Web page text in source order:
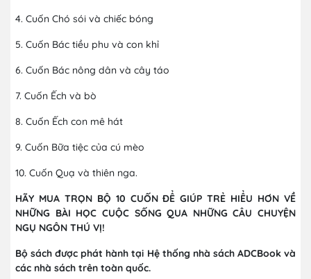
4. Cuốn Chó sói và chiếc bóng
5. Cuốn Bác tiều phu và con khỉ
6. Cuốn Bác nông dân và cây táo
7. Cuốn Ếch và bò
8. Cuốn Ếch con mê hát
9. Cuốn Bữa tiệc của cú mèo
10. Cuốn Quạ và thiên nga.
HÃY MUA TRỌN BỘ 10 CUỐN ĐỂ GIÚP TRẺ HIỂU HƠN VỀ
NHỮNG BÀI HỌC CUỘC SỐNG QUA NHỮNG CÂU CHUYỆN
NGỤ NGÔN THÚ VỊ!
Bộ sách được phát hành tại Hệ thống nhà sách ADCBook và
các nhà sách trên toàn quốc.